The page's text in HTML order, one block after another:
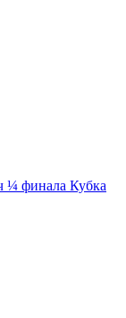
¼ финала Кубка